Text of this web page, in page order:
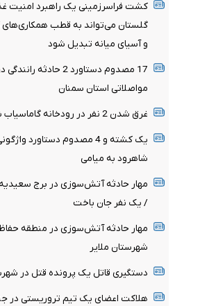
کشت فراسرزمینی یک راهبرد امنیت
گلستان می‌تواند به قطب همکاری‌های
و آسیای میانه تبدیل شود
17 مصدوم دستاورد 2 حادثه
مواصلاتی استان سمنان
غرق شدن 2 نفر در رودخانه گاماسیاب شهرستان هرسین
یک کشته و 4 مصدوم دستاورد
شاهرود به میامی
مهار حادثه آتش‌سوزی در برج
/ یک نفر جان باخت
مهار حادثه آتش‌سوزی در منطقه
شهرستان ملایر
دستگیری قاتل یک پرونده قتل در
هلاکت اعضای یک تیم تروریستی در